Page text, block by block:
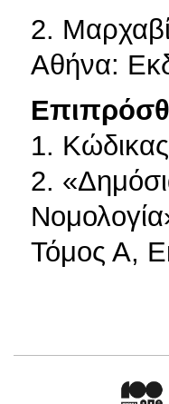
2.
Αθήνα:
1.
2.
Τόμος Α,